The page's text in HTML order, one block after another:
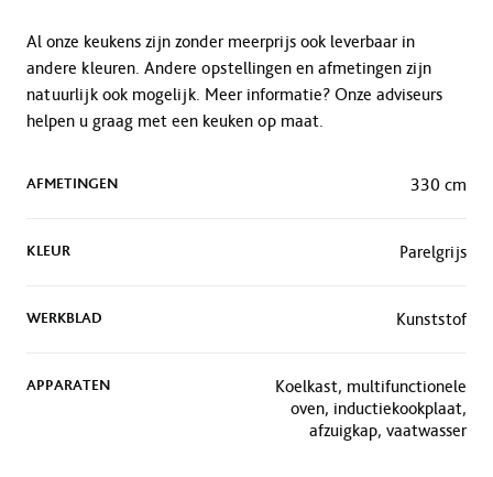
Al onze keukens zijn zonder meerprijs ook leverbaar in
andere kleuren. Andere opstellingen en afmetingen zijn
natuurlijk ook mogelijk. Meer informatie? Onze adviseurs
helpen u graag met een keuken op maat.
AFMETINGEN 330 cm
KLEUR Parelgrijs
WERKBLAD Kunststof
APPARATEN
Koelkast, multifunctionele
oven, inductiekookplaat,
afzuigkap, vaatwasser